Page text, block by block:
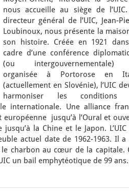
nous accueille au siège de
directeur général de l’UIC, Jean-
Loubinoux, nous présente la
son histoire. Créée en 1921
cadre d’une conférence
(ou
organisée à Portorose en
(actuellement en Slovénie), l’UIC
harmoniser les conditions
internationale. Une alliance
jusqu’à l’Oural et
la Chine et le Japon. L’UIC
actuel date de 1962-1963. Il a
charbon au cœur de la capitale.
un bail emphytéotique de 99 ans.